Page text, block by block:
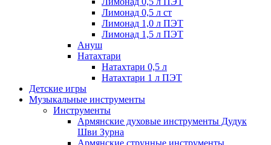
Лимонад 0,5 л ст
Лимонад 1,0 л ПЭТ
Лимонад 1,5 л ПЭТ
Ануш
Натахтари
Натахтари 0,5 л
Натахтари 1 л ПЭТ
Детские игры
Музыкальные инструменты
Инструменты
Армянские духовые инструменты Дудук
Шви Зурна
Армянские струнные инструменты